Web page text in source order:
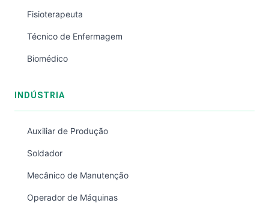
Fisioterapeuta
Técnico de Enfermagem
Biomédico
INDÚSTRIA
Auxiliar de Produção
Soldador
Mecânico de Manutenção
Operador de Máquinas